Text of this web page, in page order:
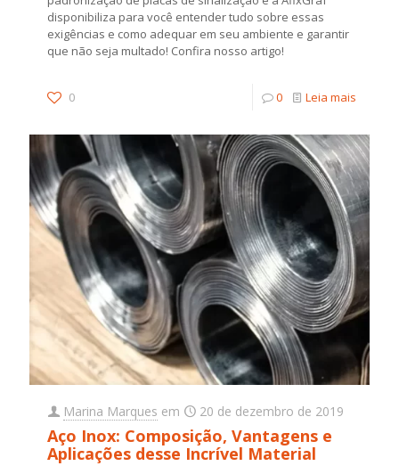
disponibiliza para você entender tudo sobre essas
exigências e como adequar em seu ambiente e garantir
que não seja multado! Confira nosso artigo!
0 0 Leia mais
Marina Marques em 20 de dezembro de 2019
Aço Inox: Composição, Vantagens e
Aplicações desse Incrível Material